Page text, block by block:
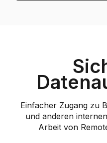
Einfacher Zugang zu
und anderen
Arbeit von